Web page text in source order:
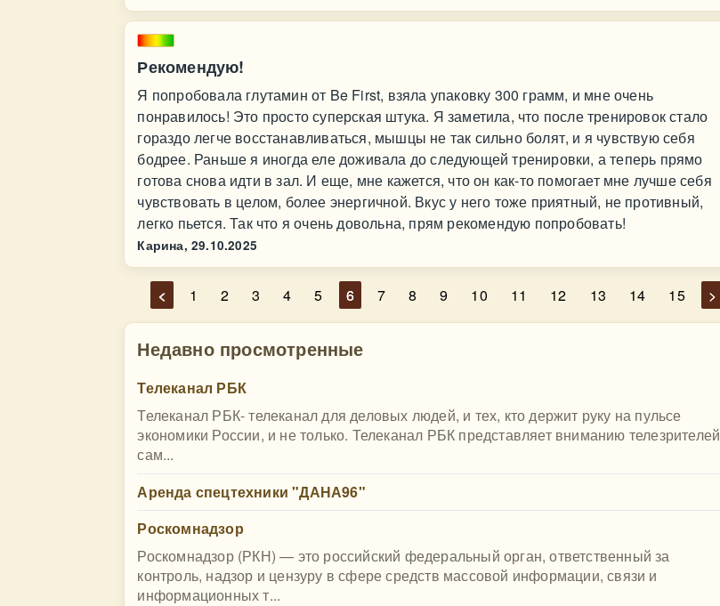
Рекомендую!
Я попробовала глутамин от Be First, взяла упаковку 300 грамм, и мне очень
понравилось! Это просто суперская штука. Я заметила, что после тренировок стало
гораздо легче восстанавливаться, мышцы не так сильно болят, и я чувствую себя
бодрее. Раньше я иногда еле доживала до следующей тренировки, а теперь прямо
готова снова идти в зал. И еще, мне кажется, что он как-то помогает мне лучше себя
чувствовать в целом, более энергичной. Вкус у него тоже приятный, не противный,
легко пьется. Так что я очень довольна, прям рекомендую попробовать!
Карина, 29.10.2025
< 1 2 3 4 5 6 7 8 9 10 11 12 13 14 15 >
Недавно просмотренные
Телеканал РБК
Телеканал РБК- телеканал для деловых людей, и тех, кто держит руку на пульсе
экономики России, и не только. Телеканал РБК представляет вниманию телезрителей
сам...
Аренда спецтехники "ДАНА96"
Роскомнадзор
Роскомнадзор (РКН) — это российский федеральный орган, ответственный за
контроль, надзор и цензуру в сфере средств массовой информации, связи и
информационных т...